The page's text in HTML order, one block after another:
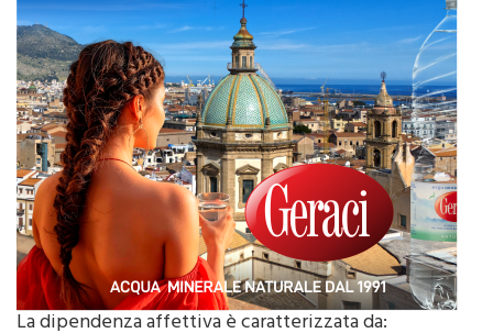
La dipendenza affettiva è caratterizzata da: